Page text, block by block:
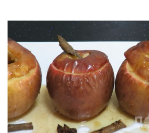
Запеченные яблоки с корицей